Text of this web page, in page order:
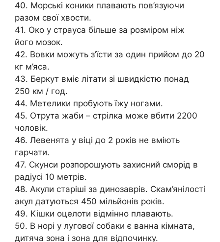
40. Морські коники плавають пов’язуючи
разом свої хвости.
41. Око у страуса більше за розміром ніж
його мозок.
42. Вовки можуть з’їсти за один прийом до 20
кг м’яса.
43. Беркут вміє літати зі швидкістю понад
250 км / год.
44. Метелики пробують їжу ногами.
45. Отрута жаби – стрілка може вбити 2200
чоловік.
46. Левенята у віці до 2 років не вміють
гарчати.
47. Скунси розпорошують захисний сморід в
радіусі 10 метрів.
48. Акули старіші за динозаврів. Скам’янілості
акул датуються 450 мільйонів років.
49. Кішки оцелоти відмінно плавають.
50. В норі у лугової собаки є ванна кімната,
дитяча зона і зона для відпочинку.